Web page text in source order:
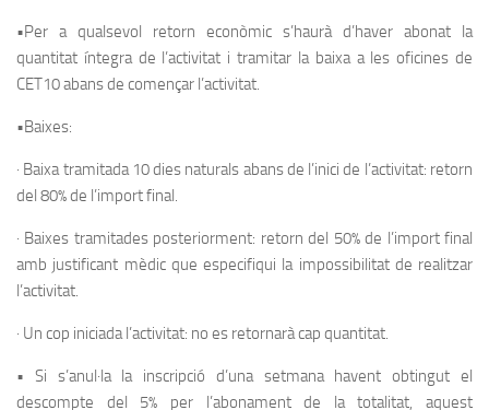
•Per a qualsevol retorn econòmic s’haurà d’haver abonat la
quantitat íntegra de l’activitat i tramitar la baixa a les oficines de
CET10 abans de començar l’activitat.
•Baixes:
· Baixa tramitada 10 dies naturals abans de l’inici de l’activitat: retorn
del 80% de l’import final.
· Baixes tramitades posteriorment: retorn del 50% de l’import final
amb justificant mèdic que especifiqui la impossibilitat de realitzar
l’activitat.
· Un cop iniciada l’activitat: no es retornarà cap quantitat.
• Si s’anul·la la inscripció d’una setmana havent obtingut el
descompte del 5% per l’abonament de la totalitat, aquest